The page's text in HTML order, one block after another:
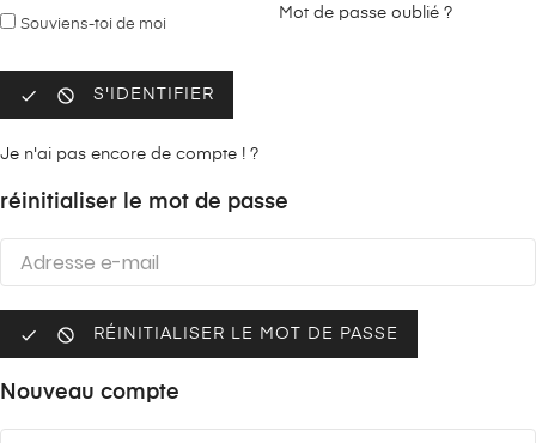
Souviens-toi de moi
Mot de passe oublié ?
  S'IDENTIFIER
Je n'ai pas encore de compte ! ?
réinitialiser le mot de passe
  RÉINITIALISER LE MOT DE PASSE
Nouveau compte